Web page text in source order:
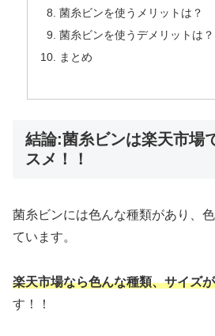
菌糸ビンを使うメリットは？
菌糸ビンを使うデメリットは？
まとめ
結論:菌糸ビンは楽天市場
スメ！！
菌糸ビンには色んな種類があり、
ています。
楽天市場なら色んな種類、サイズ
す！！